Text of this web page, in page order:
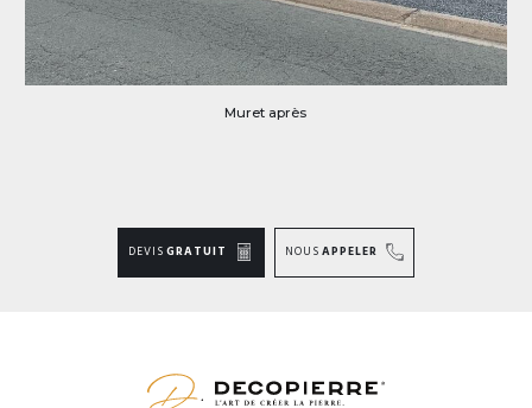
Muret après
DEVIS GRATUIT NOUS APPELER